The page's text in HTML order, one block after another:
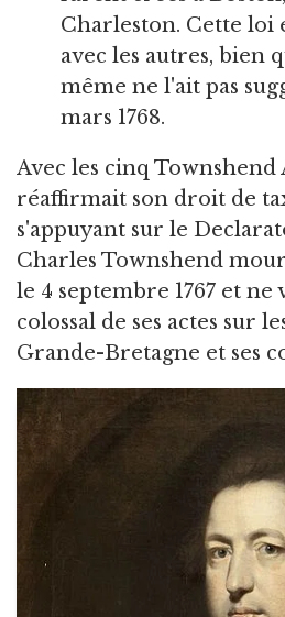
Charleston. Cette loi
avec les autres, bien
même ne l'ait pas
mars 1768.
Avec les cinq Townshend
réaffirmait son droit de
s'appuyant sur le
Charles Townshend
le 4 septembre 1767 et ne
colossal de ses actes sur
Grande-Bretagne et ses